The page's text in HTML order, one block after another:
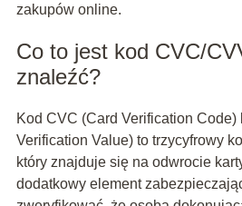
zakupów online.
Co to jest kod CVC/
znaleźć?
Kod CVC (Card Verification Code)
Verification Value) to trzycyfrowy
który znajduje się na odwrocie
dodatkowy element